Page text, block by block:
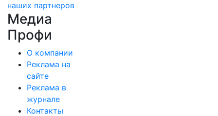
наших партнеров
Медиа
Профи
О компании
Реклама на
сайте
Реклама в
журнале
Контакты